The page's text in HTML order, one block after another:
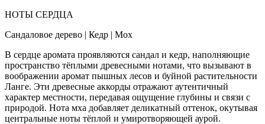
НОТЫ СЕРДЦА
Сандаловое дерево | Кедр | Мох
В сердце аромата проявляются сандал и кедр, наполняющие
пространство тёплыми древесными нотами, что вызывают в
воображении аромат пышных лесов и буйной растительности
Ланге. Эти древесные аккорды отражают аутентичный
характер местности, передавая ощущение глубины и связи с
природой. Нота мха добавляет деликатный оттенок, окутывая
центральные ноты тёплой и умиротворяющей аурой.